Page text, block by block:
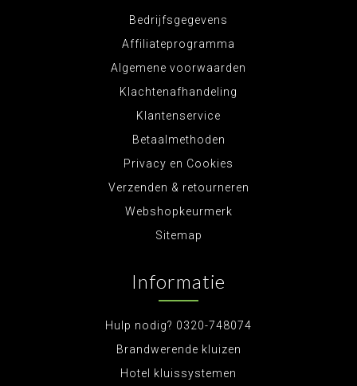
Bedrijfsgegevens
Affiliateprogramma
Algemene voorwaarden
Klachtenafhandeling
Klantenservice
Betaalmethoden
Privacy en Cookies
Verzenden & retourneren
Webshopkeurmerk
Sitemap
Informatie
Hulp nodig? 0320-748074
Brandwerende kluizen
Hotel kluissystemen